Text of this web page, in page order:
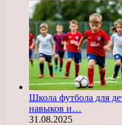
Школа футбола для
навыков и…
31.08.2025